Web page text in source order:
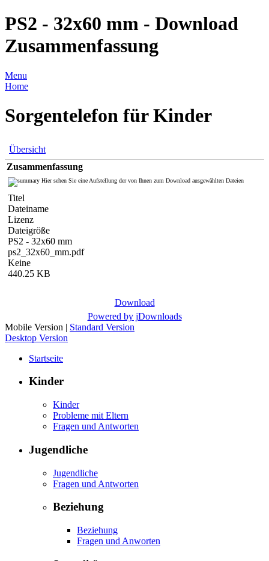
PS2 - 32x60 mm - Download
Zusammenfassung
Menu
Home
Sorgentelefon für Kinder
Übersicht
Zusammenfassung
Hier sehen Sie eine Aufstellung der von Ihnen zum Download ausgewählten Dateien
Titel
Dateiname
Lizenz
Dateigröße
PS2 - 32x60 mm
ps2_32x60_mm.pdf
Keine
440.25 KB
Download
Powered by jDownloads
Mobile Version | Standard Version
Desktop Version
Startseite
Kinder
Kinder
Probleme mit Eltern
Fragen und Antworten
Jugendliche
Jugendliche
Fragen und Antworten
Beziehung
Beziehung
Fragen und Anworten